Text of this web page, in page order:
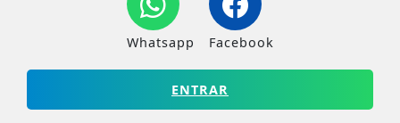
Whatsapp Facebook
ENTRAR